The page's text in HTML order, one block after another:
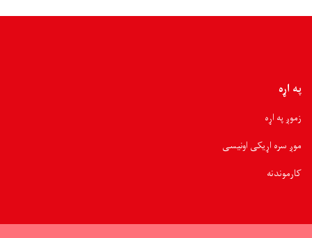
روزنیز
په اړه
زموږ په اړه
موږ سره اړیکی اونیسی
کارموندنه